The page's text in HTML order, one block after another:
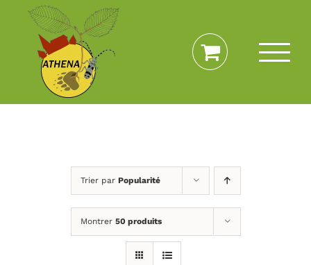
Passer
contenu
Trier par Popularité
Montrer 50 produits